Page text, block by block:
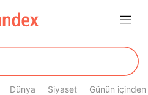
Dünya Siyaset Günün içinden